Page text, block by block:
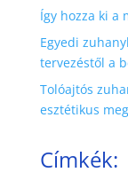
Így hozza ki a
Egyedi
tervezéstől a
Tolóajtós
esztétikus
Címkék: